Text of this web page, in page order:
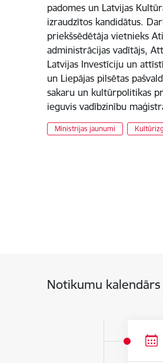
padomes un Latvijas
izraudzītos kandidātus.
priekšsēdētāja vietnieks
administrācijas vadītājs,
Latvijas Investīciju un
un Liepājas pilsētas
sakaru un kultūrpolitikas
ieguvis vadībzinību
Ministrijas jaunumi
Notikumu kalendārs